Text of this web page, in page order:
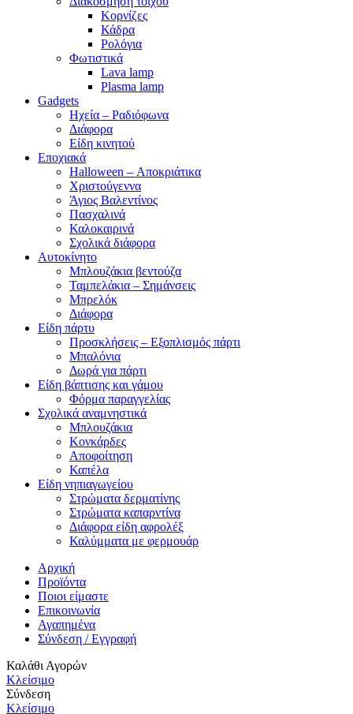
Κορνίζες
Κάδρα
Ρολόγια
Φωτιστικά
Lava lamp
Plasma lamp
Gadgets
Ηχεία – Ραδιόφωνα
Διάφορα
Είδη κινητού
Εποχιακά
Halloween – Αποκριάτικα
Χριστούγεννα
Άγιος Βαλεντίνος
Πασχαλινά
Καλοκαιρινά
Σχολικά διάφορα
Αυτοκίνητο
Μπλουζάκια βεντούζα
Ταμπελάκια – Σημάνσεις
Μπρελόκ
Διάφορα
Είδη πάρτυ
Προσκλήσεις – Εξοπλισμός πάρτι
Μπαλόνια
Δωρά για πάρτι
Είδη βάπτισης και γάμου
Φόρμα παραγγελίας
Σχολικά αναμνηστικά
Μπλουζάκια
Κονκάρδες
Αποφοίτηση
Καπέλα
Είδη νηπιαγωγείου
Στρώματα δερματίνης
Στρώματα καπαρντίνα
Διάφορα είδη αφρολέξ
Καλύμματα με φερμουάρ
Αρχική
Προϊόντα
Ποιοι είμαστε
Επικοινωνία
Αγαπημένα
Σύνδεση / Εγγραφή
Καλάθι Αγορών
Κλείσιμο
Σύνδεση
Κλείσιμο